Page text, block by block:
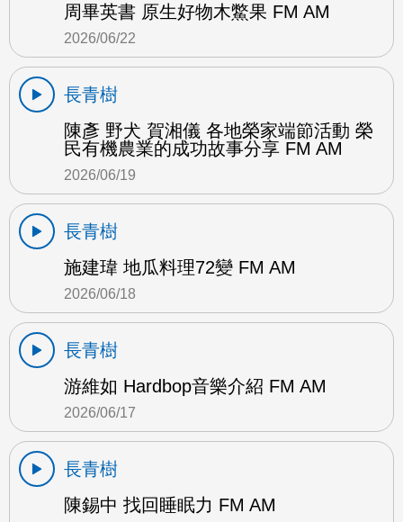
周畢英書 原生好物木鱉果 FM AM
2026/06/22
長青樹
陳彥 野犬 賀湘儀 各地榮家端節活動 榮
民有機農業的成功故事分享 FM AM
2026/06/19
長青樹
施建瑋 地瓜料理72變 FM AM
2026/06/18
長青樹
游維如 Hardbop音樂介紹 FM AM
2026/06/17
長青樹
陳錫中 找回睡眠力 FM AM